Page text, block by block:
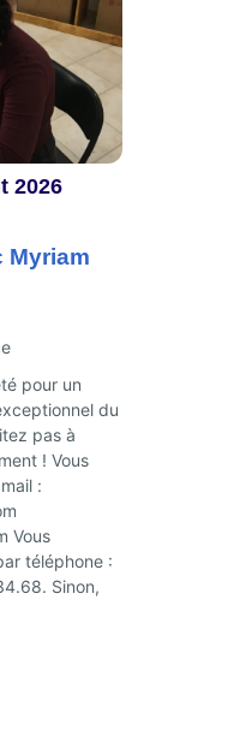
2026
Myriam
pour un
du
pas à
! Vous
:
Vous
téléphone :
Sinon,